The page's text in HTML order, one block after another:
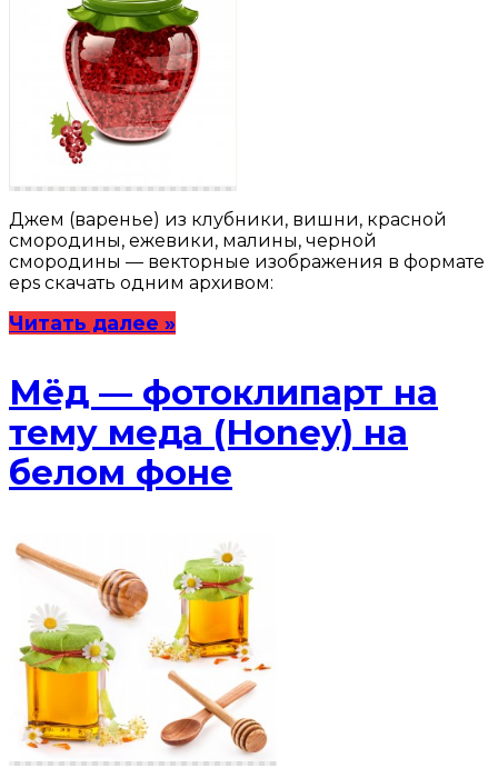
Джем (варенье) из клубники, вишни, красной
смородины, ежевики, малины, черной
смородины — векторные изображения в формате
eps скачать одним архивом:
Читать далее »
Мёд — фотоклипарт на
тему меда (Honey) на
белом фоне